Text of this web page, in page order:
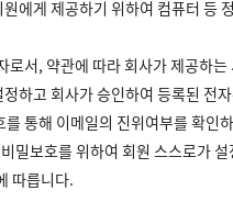
에게 제공하기 위하여 컴퓨터
서, 약관에 따라 회사가 제공하
하고 회사가 승인하여 등록된 전
통해 이메일의 진위여부를 확인
보호를 위하여 회원 스스로가
따릅니다.